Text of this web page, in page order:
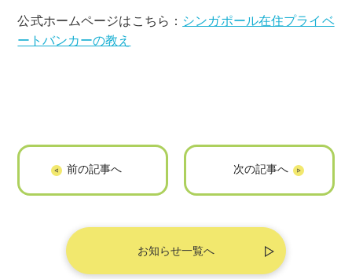
公式ホームページはこちら： シンガポール在住プライベ
ートバンカーの教え
「買取本舗七福
「ライティングフ
お知らせ一覧へ